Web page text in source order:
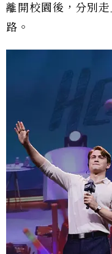
離開校園後，分別
路。